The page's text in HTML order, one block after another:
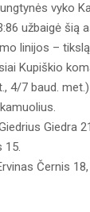
vyko
užbaigė šią
linijos –
Kupiškio
4/7 baud.
Giedra
15.
Černis